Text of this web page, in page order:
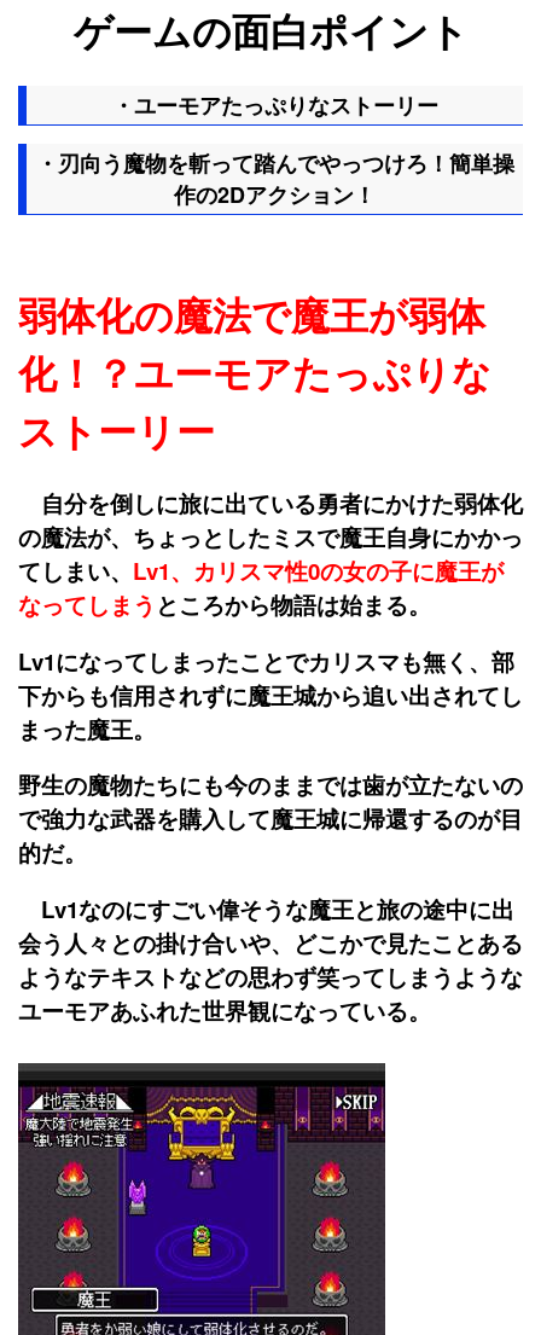
ゲームの面白ポイント
・ユーモアたっぷりなストーリー
・刃向う魔物を斬って踏んでやっつけろ！簡単操
作の2Dアクション！
弱体化の魔法で魔王が弱体
化！？ユーモアたっぷりな
ストーリー
自分を倒しに旅に出ている勇者にかけた弱体化
の魔法が、ちょっとしたミスで魔王自身にかかっ
てしまい、 Lv1、カリスマ性0の女の子に魔王が
なってしまう ところから物語は始まる。
Lv1になってしまったことでカリスマも無く、部
下からも信用されずに魔王城から追い出されてし
まった魔王。
野生の魔物たちにも今のままでは歯が立たないの
で強力な武器を購入して魔王城に帰還するのが目
的だ。
Lv1なのにすごい偉そうな魔王と旅の途中に出
会う人々との掛け合いや、どこかで見たことある
ようなテキストなどの思わず笑ってしまうような
ユーモアあふれた世界観になっている。